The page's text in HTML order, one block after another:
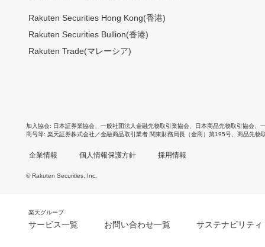
Rakuten Securities Hong Kong(香港)
Rakuten Securities Bullion(香港)
Rakuten Trade(マレーシア)
加入協会 日本証券業協会 一般社団法人金融先物取引業協会 日本商品先物取引協会
商号等 楽天証券株式会社／金融商品取引業者 関東財務局長（金商）第195号、商品先物
企業情報 個人情報保護方針 採用情報
© Rakuten Securities, Inc.
楽天グループ
サービス一覧 お問い合わせ一覧 サステナビリティ